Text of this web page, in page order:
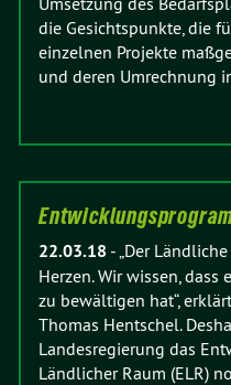
die Gesichtspunkte, die
einzelnen Projekte
und deren Umrechnung
22.03.18 - „Der
Herzen. Wir wissen,
zu bewältigen hat“,
Thomas Hentschel.
Landesregierung das
Ländlicher Raum (ELR)